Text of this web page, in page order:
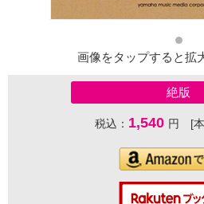
画像をタップすると拡
絶版
税込： 1,540 円 [本